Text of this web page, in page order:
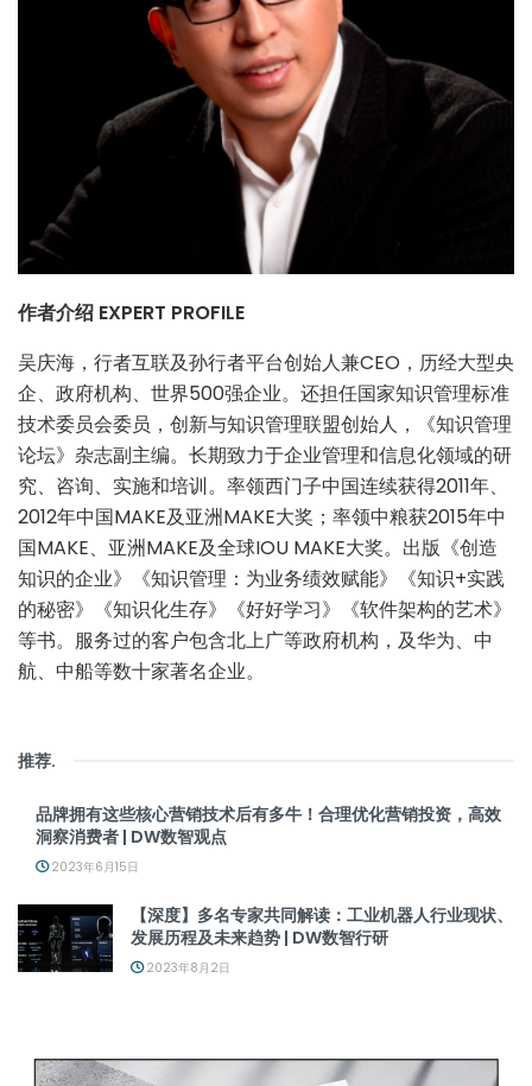
作者介绍 EXPERT PROFILE
吴庆海，行者互联及孙行者平台创始人兼CEO，历经大型央
企、政府机构、世界500强企业。还担任国家知识管理标准
技术委员会委员，创新与知识管理联盟创始人，《知识管理
论坛》杂志副主编。长期致力于企业管理和信息化领域的研
究、咨询、实施和培训。率领西门子中国连续获得2011年、
2012年中国MAKE及亚洲MAKE大奖；率领中粮获2015年中
国MAKE、亚洲MAKE及全球IOU MAKE大奖。出版《创造
知识的企业》《知识管理：为业务绩效赋能》《知识+实践
的秘密》《知识化生存》《好好学习》《软件架构的艺术》
等书。服务过的客户包含北上广等政府机构，及华为、中
航、中船等数十家著名企业。
推荐.
品牌拥有这些核心营销技术后有多牛！合理优化营销投资，高效
洞察消费者 | DW数智观点
2023年6月15日
【深度】多名专家共同解读：工业机器人行业现状、
发展历程及未来趋势 | DW数智行研
2023年8月2日